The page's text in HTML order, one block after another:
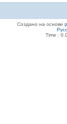
Создано на основе
Time :